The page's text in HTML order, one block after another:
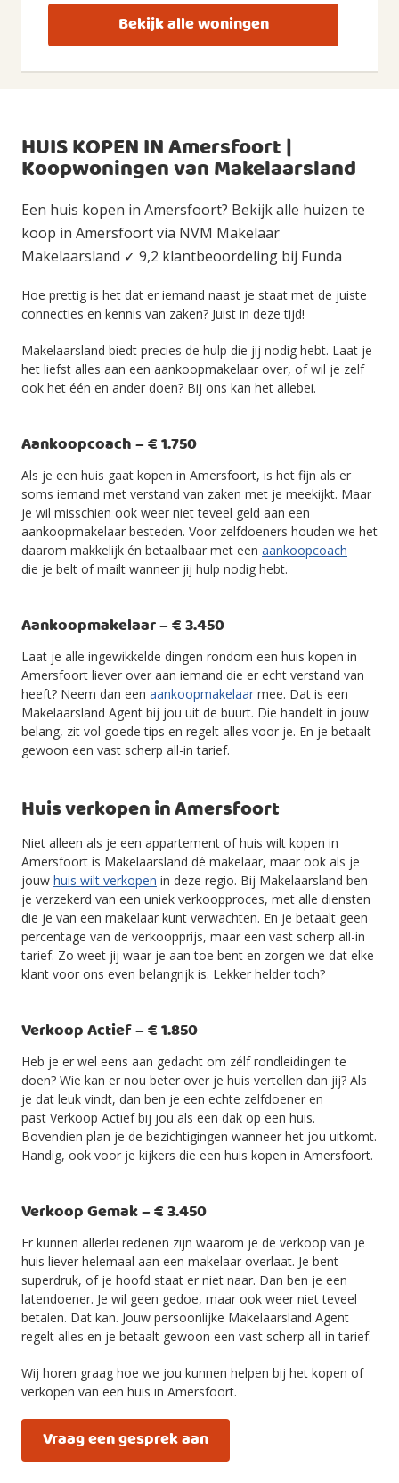
Bekijk alle woningen
HUIS KOPEN IN Amersfoort |
Koopwoningen van Makelaarsland
Een huis kopen in Amersfoort? Bekijk alle huizen te
koop in Amersfoort via NVM Makelaar
Makelaarsland ✓ 9,2 klantbeoordeling bij Funda
Hoe prettig is het dat er iemand naast je staat met de juiste
connecties en kennis van zaken? Juist in deze tijd!
Makelaarsland biedt precies de hulp die jij nodig hebt. Laat je
het liefst alles aan een aankoopmakelaar over, of wil je zelf
ook het één en ander doen? Bij ons kan het allebei.
Aankoopcoach – € 1.750
Als je een huis gaat kopen in Amersfoort, is het fijn als er
soms iemand met verstand van zaken met je meekijkt. Maar
je wil misschien ook weer niet teveel geld aan een
aankoopmakelaar besteden. Voor zelfdoeners houden we het
daarom makkelijk én betaalbaar met een aankoopcoach
die je belt of mailt wanneer jij hulp nodig hebt.
Aankoopmakelaar – € 3.450
Laat je alle ingewikkelde dingen rondom een huis kopen in
Amersfoort liever over aan iemand die er echt verstand van
heeft? Neem dan een aankoopmakelaar mee. Dat is een
Makelaarsland Agent bij jou uit de buurt. Die handelt in jouw
belang, zit vol goede tips en regelt alles voor je. En je betaalt
gewoon een vast scherp all-in tarief.
Huis verkopen in Amersfoort
Niet alleen als je een appartement of huis wilt kopen in
Amersfoort is Makelaarsland dé makelaar, maar ook als je
jouw huis wilt verkopen in deze regio. Bij Makelaarsland ben
je verzekerd van een uniek verkoopproces, met alle diensten
die je van een makelaar kunt verwachten. En je betaalt geen
percentage van de verkoopprijs, maar een vast scherp all-in
tarief. Zo weet jij waar je aan toe bent en zorgen we dat elke
klant voor ons even belangrijk is. Lekker helder toch?
Verkoop Actief – € 1.850
Heb je er wel eens aan gedacht om zélf rondleidingen te
doen? Wie kan er nou beter over je huis vertellen dan jij? Als
je dat leuk vindt, dan ben je een echte zelfdoener en
past Verkoop Actief bij jou als een dak op een huis.
Bovendien plan je de bezichtigingen wanneer het jou uitkomt.
Handig, ook voor je kijkers die een huis kopen in Amersfoort.
Verkoop Gemak – € 3.450
Er kunnen allerlei redenen zijn waarom je de verkoop van je
huis liever helemaal aan een makelaar overlaat. Je bent
superdruk, of je hoofd staat er niet naar. Dan ben je een
latendoener. Je wil geen gedoe, maar ook weer niet teveel
betalen. Dat kan. Jouw persoonlijke Makelaarsland Agent
regelt alles en je betaalt gewoon een vast scherp all-in tarief.
Wij horen graag hoe we jou kunnen helpen bij het kopen of
verkopen van een huis in Amersfoort.
Vraag een gesprek aan